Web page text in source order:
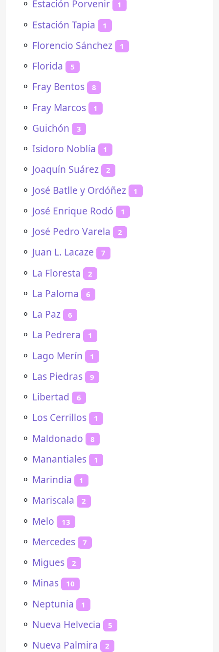
⚬ Estación Porvenir 1
⚬ Estación Tapia 1
⚬ Florencio Sánchez 1
⚬ Florida 5
⚬ Fray Bentos 8
⚬ Fray Marcos 1
⚬ Guichón 3
⚬ Isidoro Noblía 1
⚬ Joaquín Suárez 2
⚬ José Batlle y Ordóñez 1
⚬ José Enrique Rodó 1
⚬ José Pedro Varela 2
⚬ Juan L. Lacaze 7
⚬ La Floresta 2
⚬ La Paloma 6
⚬ La Paz 6
⚬ La Pedrera 1
⚬ Lago Merín 1
⚬ Las Piedras 9
⚬ Libertad 6
⚬ Los Cerrillos 1
⚬ Maldonado 8
⚬ Manantiales 1
⚬ Marindia 1
⚬ Mariscala 2
⚬ Melo 13
⚬ Mercedes 7
⚬ Migues 2
⚬ Minas 10
⚬ Neptunia 1
⚬ Nueva Helvecia 5
⚬ Nueva Palmira 2